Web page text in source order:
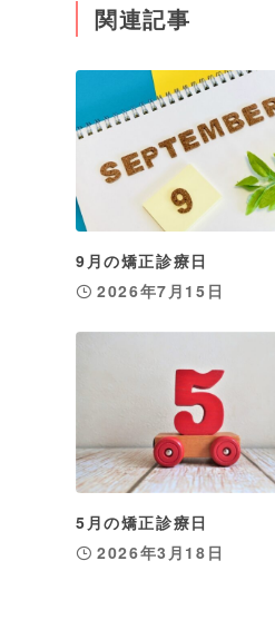
関連記事
9月の矯正診療日
2026年7月15日
5月の矯正診療日
2026年3月18日